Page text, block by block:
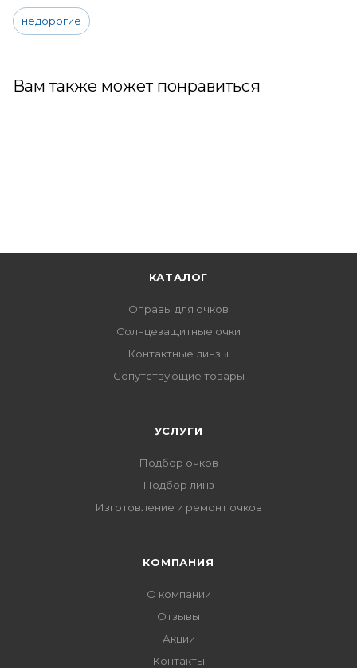
недорогие
Вам также может понравиться
КАТАЛОГ
Оправы для очков
Солнцезащитные очки
Контактные линзы
Сопутствующие товары
УСЛУГИ
Подбор очков
Подбор линз
Изготовление и ремонт очков
КОМПАНИЯ
О компании
Отзывы
Акции
Контакты